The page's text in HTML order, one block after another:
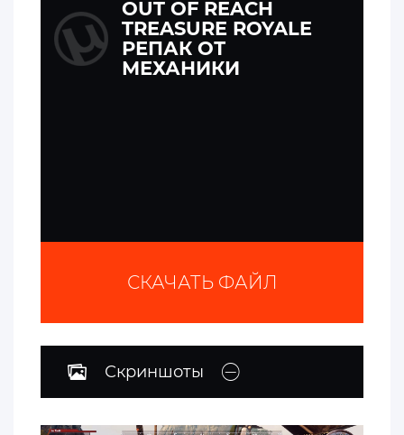
OUT OF REACH
TREASURE ROYALE
РЕПАК ОТ
МЕХАНИКИ
СКАЧАТЬ ФАЙЛ
Скриншоты